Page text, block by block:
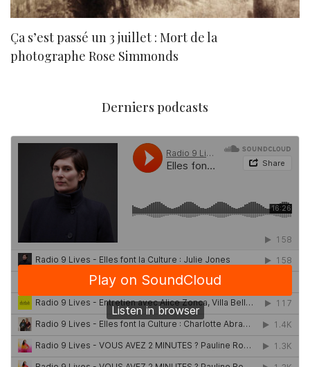
Ça s’est passé un 3 juillet : Mort de la
photographe Rose Simmonds
Derniers podcasts